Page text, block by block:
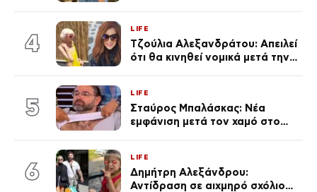
του Θεού»
4
LIFE
Τζούλια Αλεξανδράτου: Απειλεί
ότι θα κινηθεί νομικά μετά την
5
LIFE
Σταύρος Μπαλάσκας: Νέα
εμφάνιση μετά τον χαμό στο
6
LIFE
Δημήτρη Αλεξάνδρου:
Αντίδραση σε αιχμηρό σχόλιο